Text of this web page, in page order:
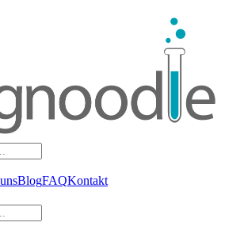
BlogFAQKontakt